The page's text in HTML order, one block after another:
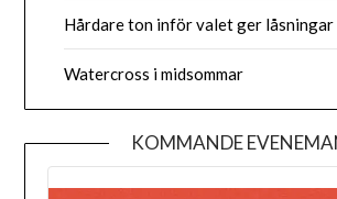
Hårdare ton inför valet ger låsningar
Watercross i midsommar
KOMMANDE